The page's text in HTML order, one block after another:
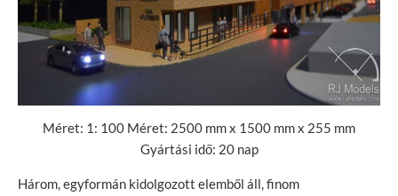
Méret: 1: 100 Méret: 2500 mm x 1500 mm x 255 mm
Gyártási idő: 20 nap
Három, egyformán kidolgozott elemből áll, finom